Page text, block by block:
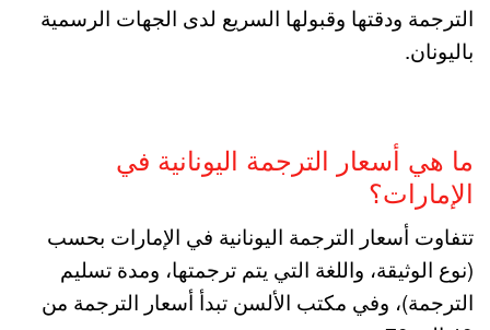
الترجمة ودقتها وقبولها السريع لدى الجهات الرسمية
باليونان.
ما هي أسعار الترجمة اليونانية في
الإمارات؟
تتفاوت أسعار الترجمة اليونانية في الإمارات بحسب
(نوع الوثيقة، واللغة التي يتم ترجمتها، ومدة تسليم
الترجمة)، وفي مكتب الألسن تبدأ أسعار الترجمة من